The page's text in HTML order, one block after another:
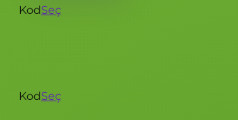
KodSeç
KodSeç